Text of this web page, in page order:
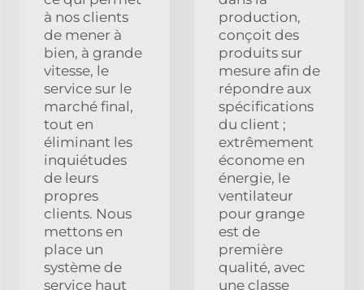
à nos clients
de mener à
bien, à grande
vitesse, le
service sur le
marché final,
tout en
éliminant les
inquiétudes
de leurs
propres
clients. Nous
mettons en
place un
système de
service haut
production,
conçoit des
produits sur
mesure afin de
répondre aux
spécifications
du client ;
extrêmement
économe en
énergie, le
ventilateur
pour grange
est de
première
qualité, avec
une classe